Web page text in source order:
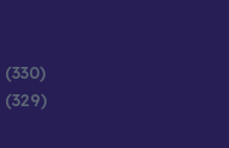
(330)
(329)